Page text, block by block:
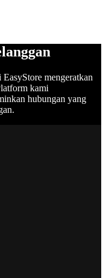
mengeratkan
kami
hubungan yang